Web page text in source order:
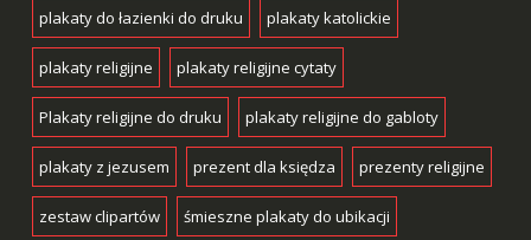
plakaty do łazienki do druku plakaty katolickie
plakaty religijne plakaty religijne cytaty
Plakaty religijne do druku plakaty religijne do gabloty
plakaty z jezusem prezent dla księdza prezenty religijne
zestaw clipartów śmieszne plakaty do ubikacji